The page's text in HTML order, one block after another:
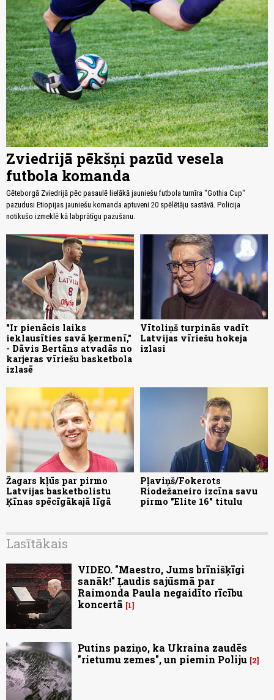
Zviedrijā pēkšņi pazūd vesela
futbola komanda
Gēteborgā Zviedrijā pēc pasaulē lielākā jauniešu futbola turnīra "Gothia Cup"
pazudusi Etiopijas jauniešu komanda aptuveni 20 spēlētāju sastāvā. Policija
notikušo izmeklē kā labprātīgu pazušanu.
"Ir pienācis laiks
ieklausīties savā ķermenī,"
- Dāvis Bertāns atvadās no
karjeras vīriešu basketbola
izlasē
Vītoliņš turpinās vadīt
Latvijas vīriešu hokeja
izlasi
Žagars kļūs par pirmo
Latvijas basketbolistu
Ķīnas spēcīgākajā līgā
Pļaviņš/Fokerots
Riodežaneiro izcīna savu
pirmo "Elite 16" titulu
Lasītākais
VIDEO. "Maestro, Jums brīnišķīgi
sanāk!" Ļaudis sajūsmā par
Raimonda Paula negaidīto rīcību
koncertā
1
Putins paziņo, ka Ukraina zaudēs
"rietumu zemes", un piemin Poliju 2